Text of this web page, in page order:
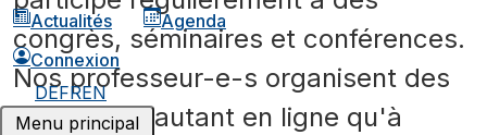
Actualités
Agenda
Connexion
DEFREN
Menu principal
congrès, séminaires et conférences.
Nos professeur-e-s organisent des
séminaires autant en ligne qu'à